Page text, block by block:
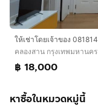
คลองสาน กรุงเทพมหานคร
฿ 18,000
หาซื้อในหมวดหมู่นี้